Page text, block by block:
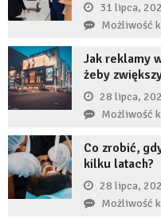
31 lipca,
Możliwość
Jak reklamy
żeby
28 lipca,
Możliwość
Co zrobić,
kilku latach?
28 lipca,
Możliwość